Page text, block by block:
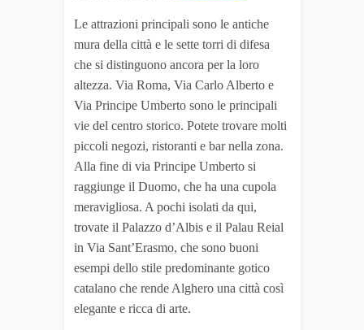
Le attrazioni principali sono le antiche
mura della città e le sette torri di difesa
che si distinguono ancora per la loro
altezza. Via Roma, Via Carlo Alberto e
Via Principe Umberto sono le principali
vie del centro storico. Potete trovare molti
piccoli negozi, ristoranti e bar nella zona.
Alla fine di via Principe Umberto si
raggiunge il Duomo, che ha una cupola
meravigliosa. A pochi isolati da qui,
trovate il Palazzo d’Albis e il Palau Reial
in Via Sant’Erasmo, che sono buoni
esempi dello stile predominante gotico
catalano che rende Alghero una città così
elegante e ricca di arte.